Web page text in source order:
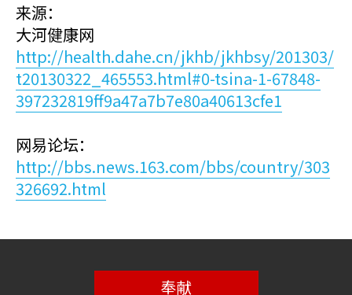
来源：
大河健康网
http://health.dahe.cn/jkhb/jkhbsy/201303/
t20130322_465553.html#0-tsina-1-67848-
397232819ff9a47a7b7e80a40613cfe1
网易论坛：
http://bbs.news.163.com/bbs/country/303
326692.html
奉献